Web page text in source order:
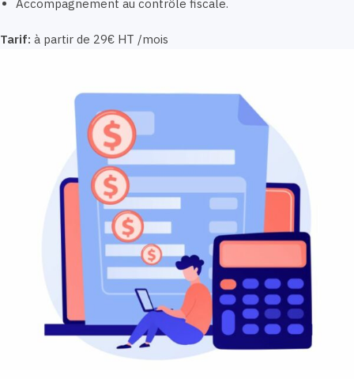
Accompagnement au contrôle fiscale.
Tarif: à partir de 29€ HT /mois